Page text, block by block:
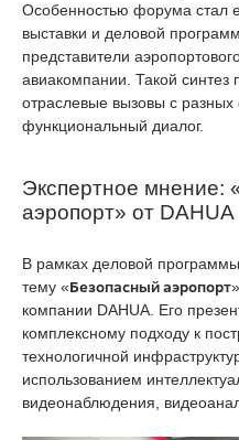
Особенностью форума стал
выставки и деловой
представители
авиакомпании. Такой синтез
отраслевые вызовы с разных
функциональный диалог.
Экспертное мнение:
аэропорт» от DAHUA
В рамках деловой
тему «Безопасный аэропорт
компании DAHUA. Его
комплексному подходу к
технологичной
использованием
видеонаблюдения,